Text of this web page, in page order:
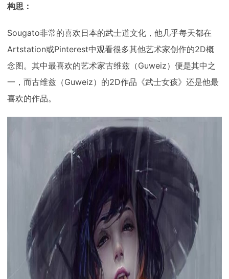
构思：
Sougato非常的喜欢日本的武士道文化，他几乎每天都在
Artstation或Pinterest中观看很多其他艺术家创作的2D概
念图。其中最喜欢的艺术家古维兹（Guweiz）便是其中之
一，而古维兹（Guweiz）的2D作品《武士女孩》还是他最
喜欢的作品。